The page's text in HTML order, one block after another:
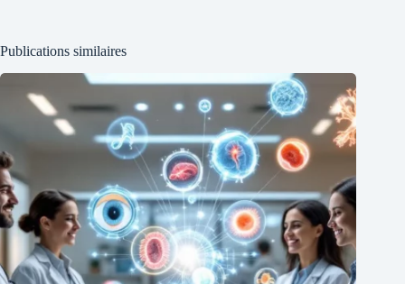
Publications similaires